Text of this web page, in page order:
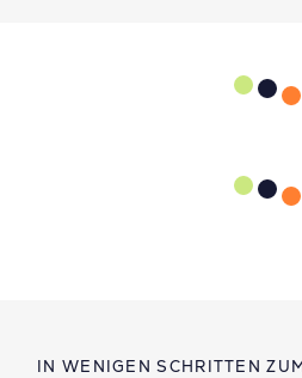
IN WENIGEN SCHRITTEN